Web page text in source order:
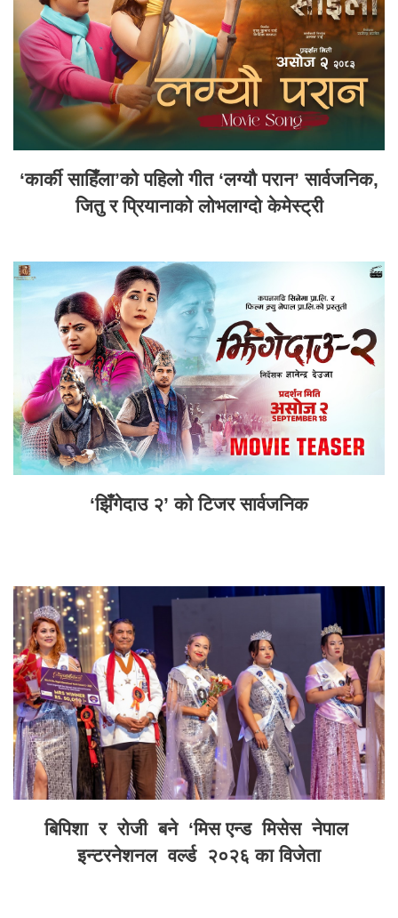
‘कार्की साहिँला’को पहिलो गीत ‘लग्यौ परान’ सार्वजनिक,
जितु र प्रियानाको लोभलाग्दो केमेस्ट्री
‘झिँगेदाउ २’ को टिजर सार्वजनिक
बिपिशा र रोजी बने ‘मिस एन्ड मिसेस नेपाल
इन्टरनेशनल वर्ल्ड २०२६ का विजेता